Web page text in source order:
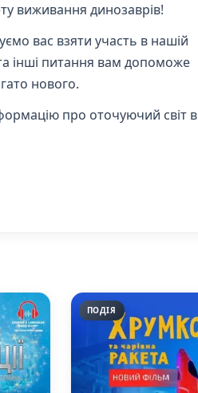
виживання динозаврів!
вас взяти участь в нашій
інші питання вам допоможе
нового.
про оточуючий світ в
ПОДІЯ